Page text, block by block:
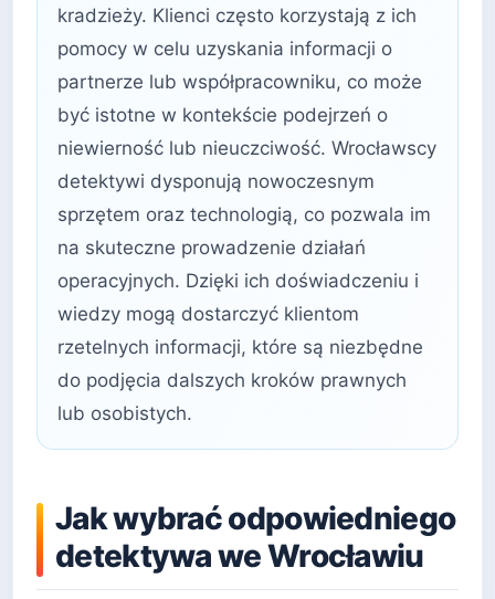
kradzieży. Klienci często korzystają z ich
pomocy w celu uzyskania informacji o
partnerze lub współpracowniku, co może
być istotne w kontekście podejrzeń o
niewierność lub nieuczciwość. Wrocławscy
detektywi dysponują nowoczesnym
sprzętem oraz technologią, co pozwala im
na skuteczne prowadzenie działań
operacyjnych. Dzięki ich doświadczeniu i
wiedzy mogą dostarczyć klientom
rzetelnych informacji, które są niezbędne
do podjęcia dalszych kroków prawnych
lub osobistych.
Jak wybrać odpowiedniego
detektywa we Wrocławiu